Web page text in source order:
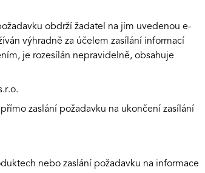
obdrží žadatel na jím uvedenou e-
výhradně za účelem zasílání informací
je rozesílán nepravidelně, obsahuje
zaslání požadavku na ukončení zasílání
nebo zaslání požadavku na informace